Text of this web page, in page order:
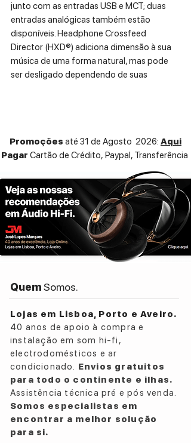
junto com as entradas USB e MCT; duas
entradas analógicas também estão
disponíveis. Headphone Crossfeed
Director (HXD®) adiciona dimensão à sua
música de uma forma natural, mas pode
ser desligado dependendo de suas
Promoções até 31 de Agosto 2026: Aqui
Pagar Cartão de Crédito, Paypal, Transferência
QuemSomos.
Lojas em Lisboa, Porto e Aveiro.
40 anos de apoio à compra e
instalação em som hi-fi,
electrodomésticos e ar
condicionado. Envios gratuitos
para todo o continente e ilhas.
Assistência técnica pré e pós venda.
Somos especialistas em
encontrar a melhor solução
para si.